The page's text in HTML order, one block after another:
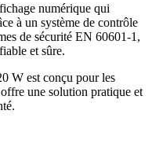
numérique qui
à un système de contrôle
de sécurité EN 60601-1,
et sûre.
W est conçu pour les
une solution pratique et